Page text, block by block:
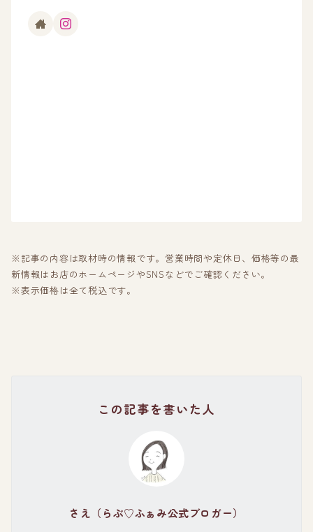
※記事の内容は取材時の情報です。営業時間や定休日、価格等の最
新情報はお店のホームページやSNSなどでご確認ください。
※表示価格は全て税込です。
この記事を書いた人
さえ（らぶ♡ふぁみ公式ブロガー）